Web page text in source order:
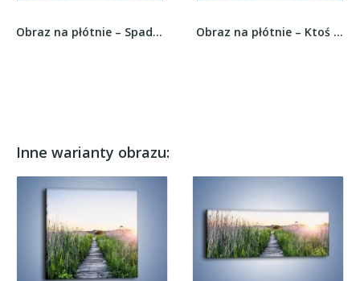
Obraz na płótnie – Spadająca woda i bajkowe... Obraz na płótnie – Ktoś zatrzymał czas –...
Inne warianty obrazu: